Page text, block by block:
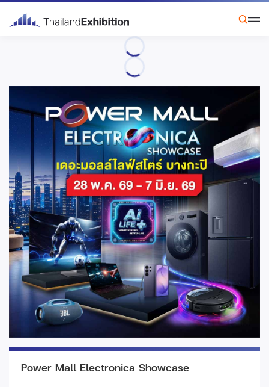
Power Mall Electronica Showcase